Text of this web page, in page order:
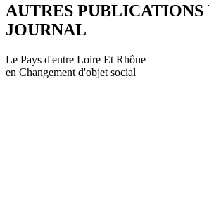
AUTRES PUBLICATIONS
JOURNAL
Le Pays d'entre Loire Et Rhône
en Changement d'objet social